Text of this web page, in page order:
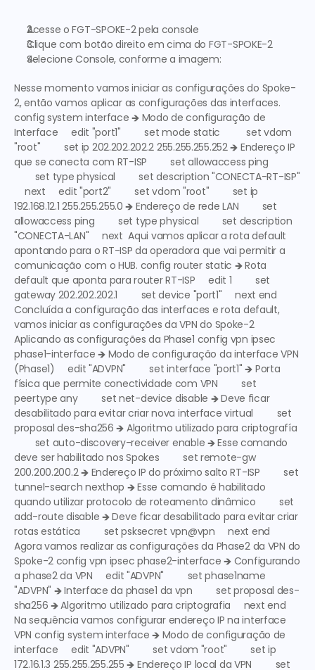
Acesse o FGT-SPOKE-2 pela console
Clique com botão direito em cima do FGT-SPOKE-2
Selecione Console, conforme a imagem:
Nesse momento vamos iniciar as configurações do Spoke-
2, então vamos aplicar as configurações das interfaces.
config system interface 🡺 Modo de configuração de
Interface edit "port1"         set mode static          set vdom
"root"         set ip 202.202.202.2 255.255.255.252 🡺 Endereço IP
que se conecta com RT-ISP set allowaccess ping
set type physical         set description "CONECTA-RT-ISP"
next     edit "port2"         set vdom "root"         set ip
192.168.12.1 255.255.255.0 🡺 Endereço de rede LAN set
allowaccess ping         set type physical         set description
"CONECTA-LAN"     next  Aqui vamos aplicar a rota default
apontando para o RT-ISP da operadora que vai permitir a
comunicação com o HUB. config router static 🡺 Rota
default que aponta para router RT-ISP edit 1         set
gateway 202.202.202.1         set device "port1"     next end
Concluída a configuração das interfaces e rota default,
vamos iniciar as configurações da VPN do Spoke-2
Aplicando as configurações da Phase1 config vpn ipsec
phase1-interface 🡺 Modo de configuração da interface VPN
(Phase1) edit "ADVPN"         set interface "port1" 🡺 Porta
física que permite conectividade com VPN set
peertype any         set net-device disable 🡺 Deve ficar
desabilitado para evitar criar nova interface virtual set
proposal des-sha256 🡺 Algoritmo utilizado para criptografía
set auto-discovery-receiver enable 🡺 Esse comando
deve ser habilitado nos Spokes set remote-gw
200.200.200.2 🡺 Endereço IP do próximo salto RT-ISP set
tunnel-search nexthop 🡺 Esse comando é habilitado
quando utilizar protocolo de roteamento dinâmico set
add-route disable 🡺 Deve ficar desabilitado para evitar criar
rotas estática set psksecret vpn@vpn     next end
Agora vamos realizar as configurações da Phase2 da VPN do
Spoke-2 config vpn ipsec phase2-interface 🡺 Configurando
a phase2 da VPN edit "ADVPN"         set phase1name
"ADVPN" 🡺 Interface da phase1 da vpn set proposal des-
sha256 🡺 Algoritmo utilizado para criptografia next end
Na sequência vamos configurar endereço IP na interface
VPN config system interface 🡺 Modo de configuração de
interface edit "ADVPN"         set vdom "root"         set ip
172.16.1.3 255.255.255.255 🡺 Endereço IP local da VPN set